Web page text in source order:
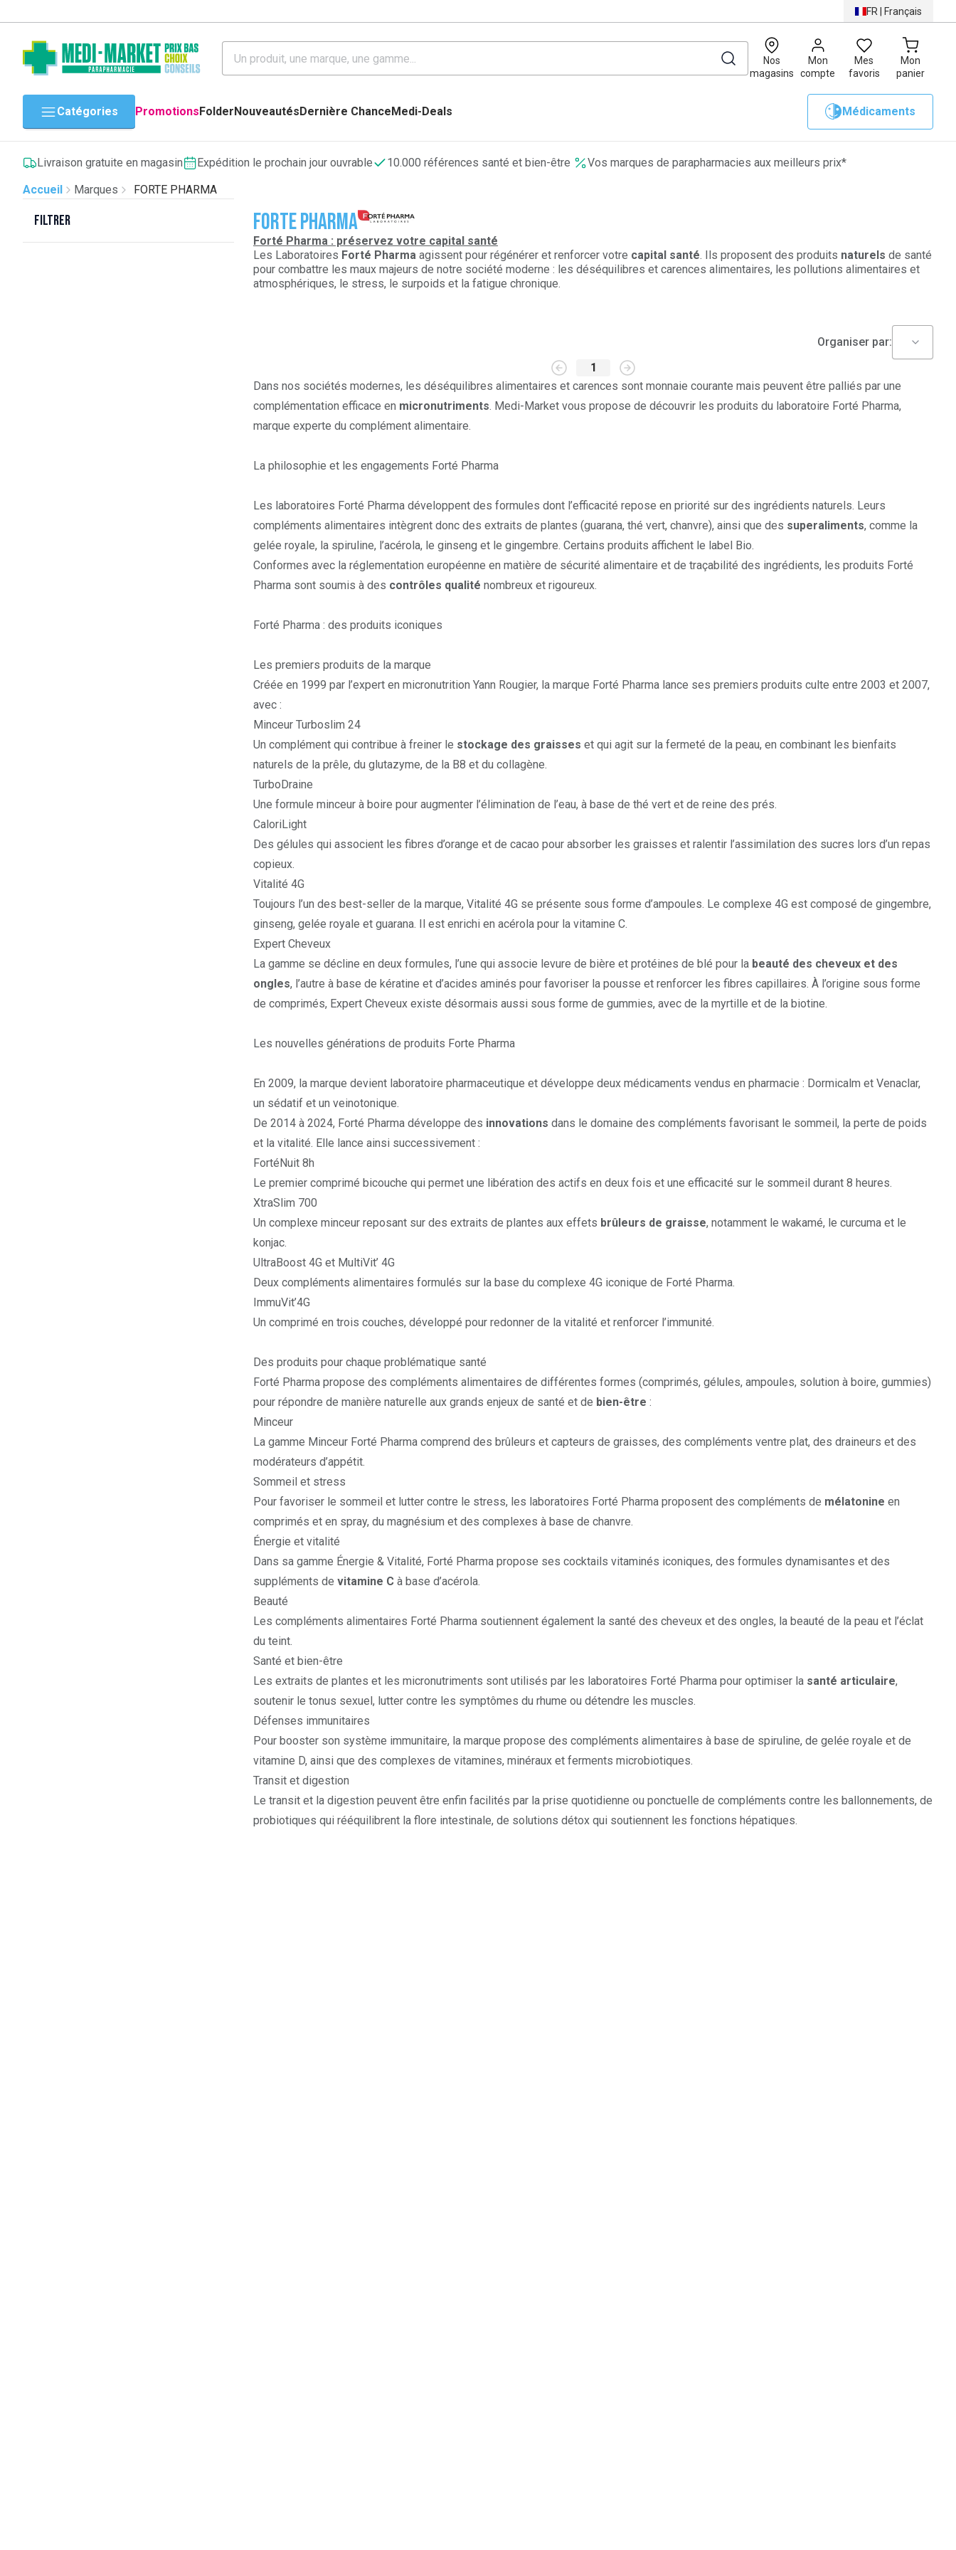
FR | Français
Nos
magasins
Mon
compte
Mes
favoris
Mon
panier
0
Catégories PromotionsFolderNouveautésDernière ChanceMedi-Deals Médicaments
Livraison gratuite en magasin Expédition le prochain jour ouvrable 10.000 références santé et bien-être
Vos marques de parapharmacies aux meilleurs prix*
Accueil
Marques FORTE PHARMA
Filtrer FORTE PHARMA
Forté Pharma : préservez votre capital santé
Les Laboratoires Forté Pharma agissent pour régénérer et renforcer votre capital santé. Ils proposent des produits naturels de santé
pour combattre les maux majeurs de notre société moderne : les déséquilibres et carences alimentaires, les pollutions alimentaires et
atmosphériques, le stress, le surpoids et la fatigue chronique.
Organiser par:
1
Dans nos sociétés modernes, les déséquilibres alimentaires et carences sont monnaie courante mais peuvent être palliés par une
complémentation efficace en micronutriments. Medi-Market vous propose de découvrir les produits du laboratoire Forté Pharma,
marque experte du complément alimentaire.
La philosophie et les engagements Forté Pharma
Les laboratoires Forté Pharma développent des formules dont l’efficacité repose en priorité sur des ingrédients naturels. Leurs
compléments alimentaires intègrent donc des extraits de plantes (guarana, thé vert, chanvre), ainsi que des superaliments, comme la
gelée royale, la spiruline, l’acérola, le ginseng et le gingembre. Certains produits affichent le label Bio.
Conformes avec la réglementation européenne en matière de sécurité alimentaire et de traçabilité des ingrédients, les produits Forté
Pharma sont soumis à des contrôles qualité nombreux et rigoureux.
Forté Pharma : des produits iconiques
Les premiers produits de la marque
Créée en 1999 par l’expert en micronutrition Yann Rougier, la marque Forté Pharma lance ses premiers produits culte entre 2003 et 2007,
avec :
Minceur Turboslim 24
Un complément qui contribue à freiner le stockage des graisses et qui agit sur la fermeté de la peau, en combinant les bienfaits
naturels de la prêle, du glutazyme, de la B8 et du collagène.
TurboDraine
Une formule minceur à boire pour augmenter l’élimination de l’eau, à base de thé vert et de reine des prés.
CaloriLight
Des gélules qui associent les fibres d’orange et de cacao pour absorber les graisses et ralentir l’assimilation des sucres lors d’un repas
copieux.
Vitalité 4G
Toujours l’un des best-seller de la marque, Vitalité 4G se présente sous forme d’ampoules. Le complexe 4G est composé de gingembre,
ginseng, gelée royale et guarana. Il est enrichi en acérola pour la vitamine C.
Expert Cheveux
La gamme se décline en deux formules, l’une qui associe levure de bière et protéines de blé pour la beauté des cheveux et des
ongles, l’autre à base de kératine et d’acides aminés pour favoriser la pousse et renforcer les fibres capillaires. À l’origine sous forme
de comprimés, Expert Cheveux existe désormais aussi sous forme de gummies, avec de la myrtille et de la biotine.
Les nouvelles générations de produits Forte Pharma
En 2009, la marque devient laboratoire pharmaceutique et développe deux médicaments vendus en pharmacie : Dormicalm et Venaclar,
un sédatif et un veinotonique.
De 2014 à 2024, Forté Pharma développe des innovations dans le domaine des compléments favorisant le sommeil, la perte de poids
et la vitalité. Elle lance ainsi successivement :
FortéNuit 8h
Le premier comprimé bicouche qui permet une libération des actifs en deux fois et une efficacité sur le sommeil durant 8 heures.
XtraSlim 700
Un complexe minceur reposant sur des extraits de plantes aux effets brûleurs de graisse, notamment le wakamé, le curcuma et le
konjac.
UltraBoost 4G et MultiVit’ 4G
Deux compléments alimentaires formulés sur la base du complexe 4G iconique de Forté Pharma.
ImmuVit’4G
Un comprimé en trois couches, développé pour redonner de la vitalité et renforcer l’immunité.
Des produits pour chaque problématique santé
Forté Pharma propose des compléments alimentaires de différentes formes (comprimés, gélules, ampoules, solution à boire, gummies)
pour répondre de manière naturelle aux grands enjeux de santé et de bien-être :
Minceur
La gamme Minceur Forté Pharma comprend des brûleurs et capteurs de graisses, des compléments ventre plat, des draineurs et des
modérateurs d’appétit.
Sommeil et stress
Pour favoriser le sommeil et lutter contre le stress, les laboratoires Forté Pharma proposent des compléments de mélatonine en
comprimés et en spray, du magnésium et des complexes à base de chanvre.
Énergie et vitalité
Dans sa gamme Énergie & Vitalité, Forté Pharma propose ses cocktails vitaminés iconiques, des formules dynamisantes et des
suppléments de vitamine C à base d’acérola.
Beauté
Les compléments alimentaires Forté Pharma soutiennent également la santé des cheveux et des ongles, la beauté de la peau et l’éclat
du teint.
Santé et bien-être
Les extraits de plantes et les micronutriments sont utilisés par les laboratoires Forté Pharma pour optimiser la santé articulaire,
soutenir le tonus sexuel, lutter contre les symptômes du rhume ou détendre les muscles.
Défenses immunitaires
Pour booster son système immunitaire, la marque propose des compléments alimentaires à base de spiruline, de gelée royale et de
vitamine D, ainsi que des complexes de vitamines, minéraux et ferments microbiotiques.
Transit et digestion
Le transit et la digestion peuvent être enfin facilités par la prise quotidienne ou ponctuelle de compléments contre les ballonnements, de
probiotiques qui rééquilibrent la flore intestinale, de solutions détox qui soutiennent les fonctions hépatiques.